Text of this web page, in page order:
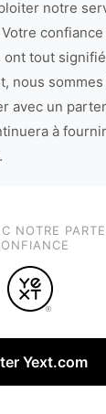
notre
tout
nous
avec un
à
NOTRE
Yext.com